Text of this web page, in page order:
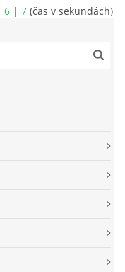
6| 7(čas v sekundách)